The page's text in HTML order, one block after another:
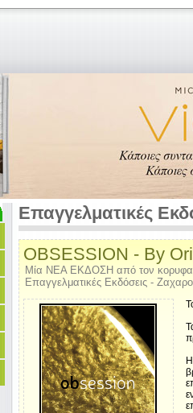
Επαγγελματικές
OBSESSION - By
Μία ΝΕΑ ΕΚΔΟΣΗ από τον
Επαγγελματικές Εκδόσεις -